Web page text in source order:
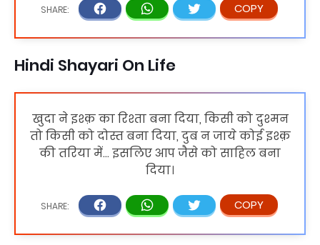
Hindi Shayari On Life
खुदा ने इश्क़ का रिश्ता बना दिया, किसी को दुश्मन
तो किसी को दोस्त बना दिया, दुब न जाये कोई इश्क़
की तरिया में... इसलिए आप जैसे को साहिल बना
दिया।